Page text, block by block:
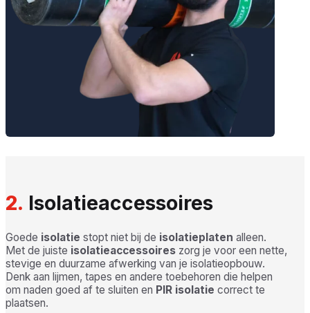
2. Isolatieaccessoires
Goede isolatie stopt niet bij de isolatieplaten alleen.
Met de juiste isolatieaccessoires zorg je voor een nette,
stevige en duurzame afwerking van je isolatieopbouw.
Denk aan lijmen, tapes en andere toebehoren die helpen
om naden goed af te sluiten en PIR isolatie correct te
plaatsen.